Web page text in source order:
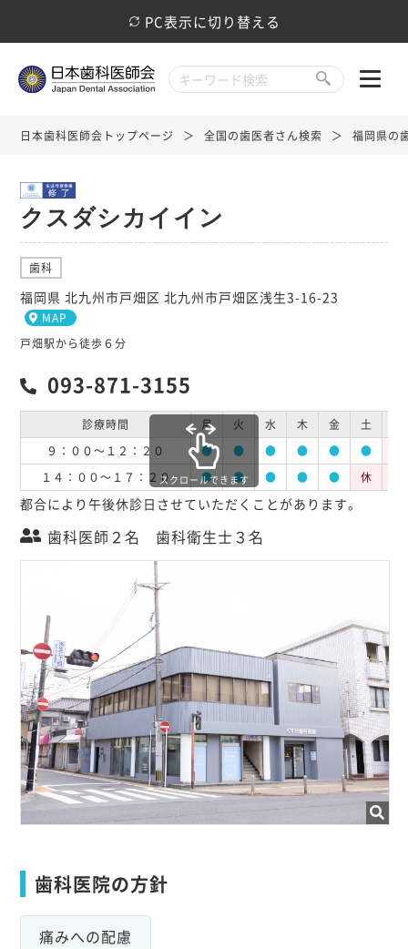
PC表示に切り替える
日本歯科医師会トップページ 全国の歯医者さん検索 福岡県の
クスダシカイイン
歯科
福岡県 北九州市戸畑区 北九州市戸畑区浅生3-16-23
MAP
戸畑駅から徒歩６分
093-871-3155
診療時間 月 火 水 木 金 土
９：００～１２：２０
● ● ● ● ● ●
１４：００～１７：２０
● ● ● ● ● 休
スクロールできます
都合により午後休診日させていただくことがあります。
歯科医師２名 歯科衛生士３名
歯科医院の方針
痛みへの配慮